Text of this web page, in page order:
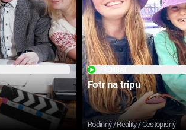
Fotr na tripu
Rodinný / Reality / Cestopisný